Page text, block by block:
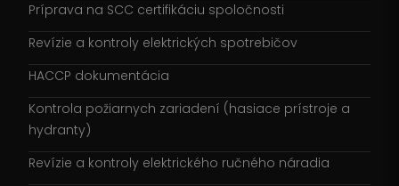
Príprava na SCC certifikáciu spoločnosti
Revízie a kontroly elektrických spotrebičov
HACCP dokumentácia
Kontrola požiarnych zariadení (hasiace prístroje a
hydranty)
Revízie a kontroly elektrického ručného náradia